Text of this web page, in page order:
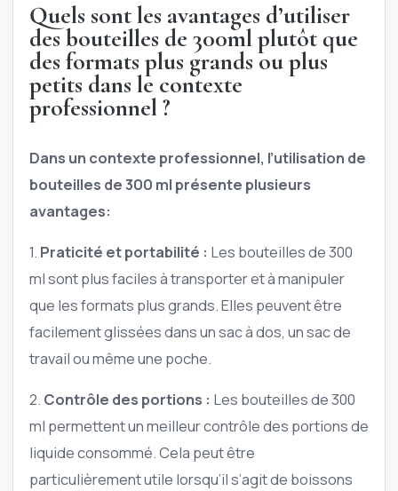
Quels sont les avantages d’utiliser
des bouteilles de 300ml plutôt que
des formats plus grands ou plus
petits dans le contexte
professionnel ?
Dans un contexte professionnel, l’utilisation de
bouteilles de 300 ml présente plusieurs
avantages:
1. Praticité et portabilité : Les bouteilles de 300
ml sont plus faciles à transporter et à manipuler
que les formats plus grands. Elles peuvent être
facilement glissées dans un sac à dos, un sac de
travail ou même une poche.
2. Contrôle des portions : Les bouteilles de 300
ml permettent un meilleur contrôle des portions de
liquide consommé. Cela peut être
particulièrement utile lorsqu’il s’agit de boissons